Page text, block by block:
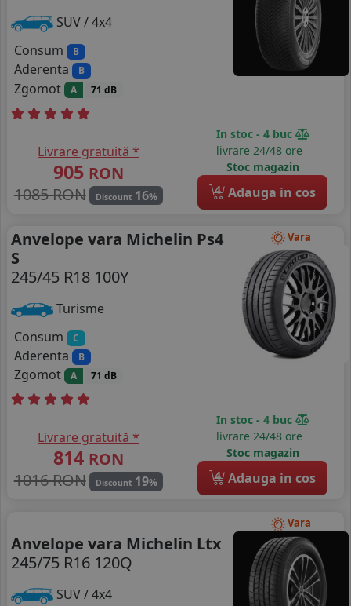
SUV / 4x4
Consum
B
Aderenta B
Zgomot A 71 dB
Livrare gratuită *
905 RON
1085 RON
Discount 16%
In stoc - 4 buc
livrare 24/48 ore
Stoc magazin
4 Adauga in cos
Vara
Anvelope vara Michelin Ps4
S
245/45 R18 100Y
Turisme
Consum
C
Aderenta B
Zgomot A 71 dB
Livrare gratuită *
814 RON
1016 RON
Discount 19%
In stoc - 4 buc
livrare 24/48 ore
Stoc magazin
4 Adauga in cos
Vara
Anvelope vara Michelin Ltx
245/75 R16 120Q
SUV / 4x4